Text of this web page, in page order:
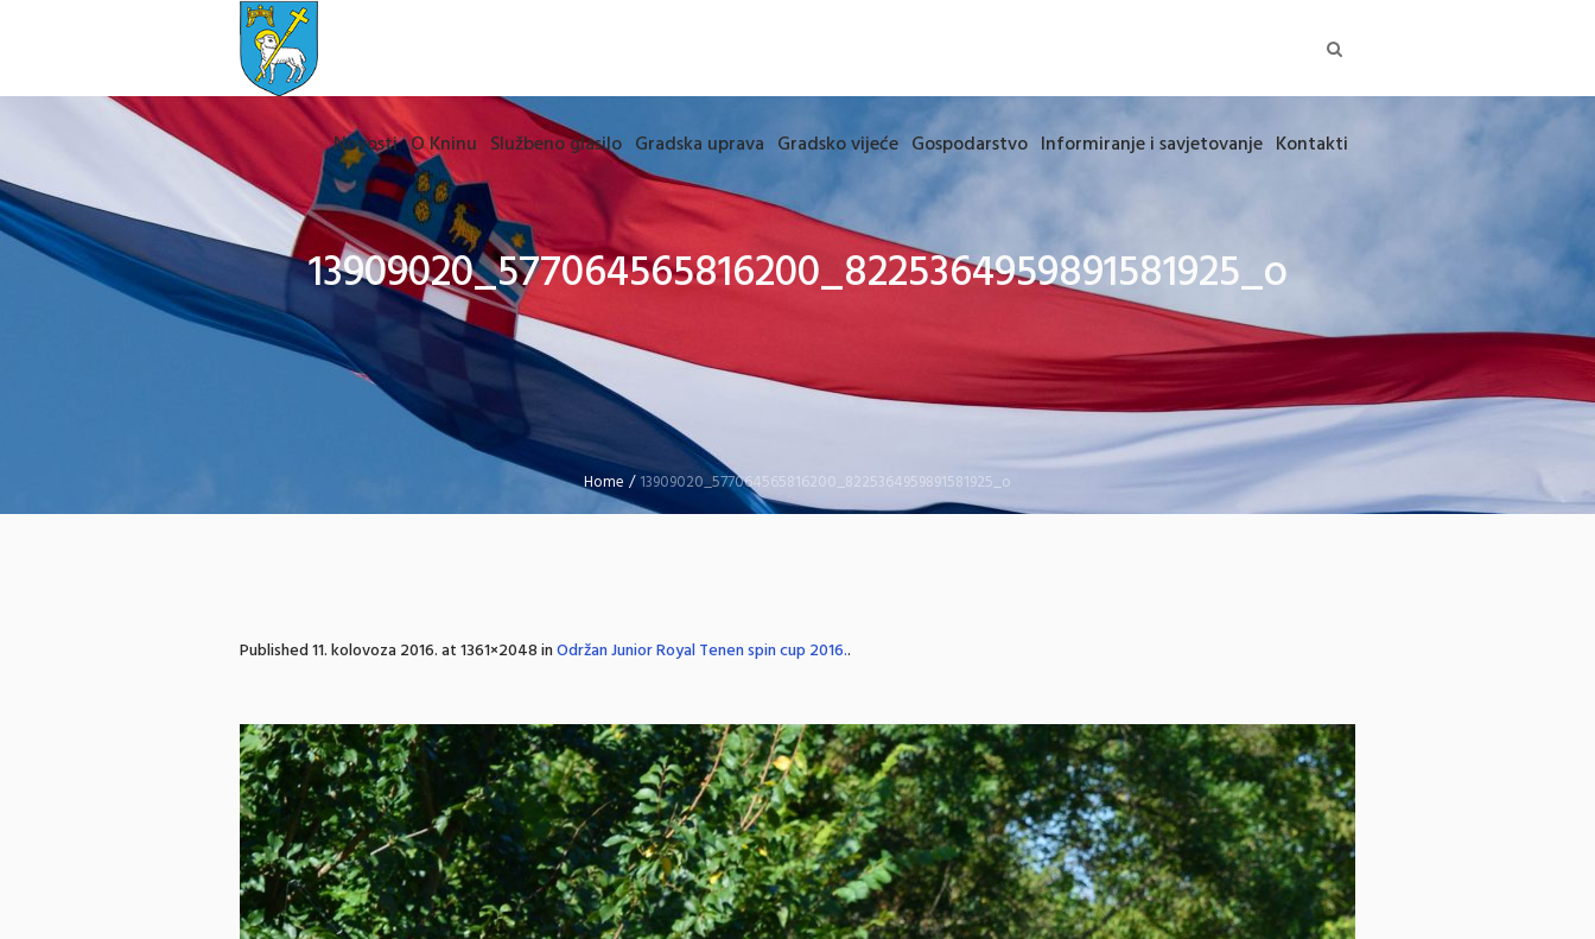
Novosti O Kninu Službeno glasilo Gradska uprava Gradsko vijeće Gospodarstvo Informiranje i savjetovanje Kontakti
13909020_577064565816200_8225364959891581925_o
Home /13909020_577064565816200_8225364959891581925_o
Published11. kolovoza 2016.at 1361×2048 inOdržan Junior Royal Tenen spin cup 2016..